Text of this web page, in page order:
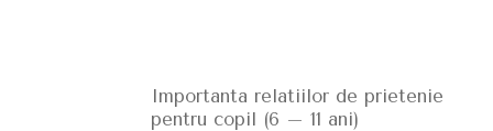
Importanta relatiilor de prietenie
pentru copil (6 – 11 ani)